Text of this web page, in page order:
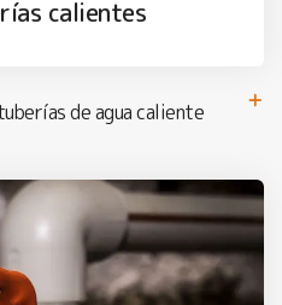
calientes
de agua caliente